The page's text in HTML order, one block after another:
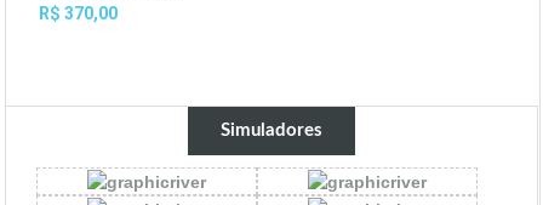
R$ 370,00
Simuladores